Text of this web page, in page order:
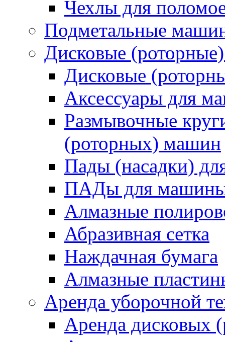
Чехлы для
Подметальные
Дисковые
Дисковые
Аксессуары для
Размывочные
(роторных) машин
Пады (насадки)
ПАДы для
Алмазные
Абразивная сетка
Наждачная бумага
Алмазные
Аренда уборочной
Аренда дисковых